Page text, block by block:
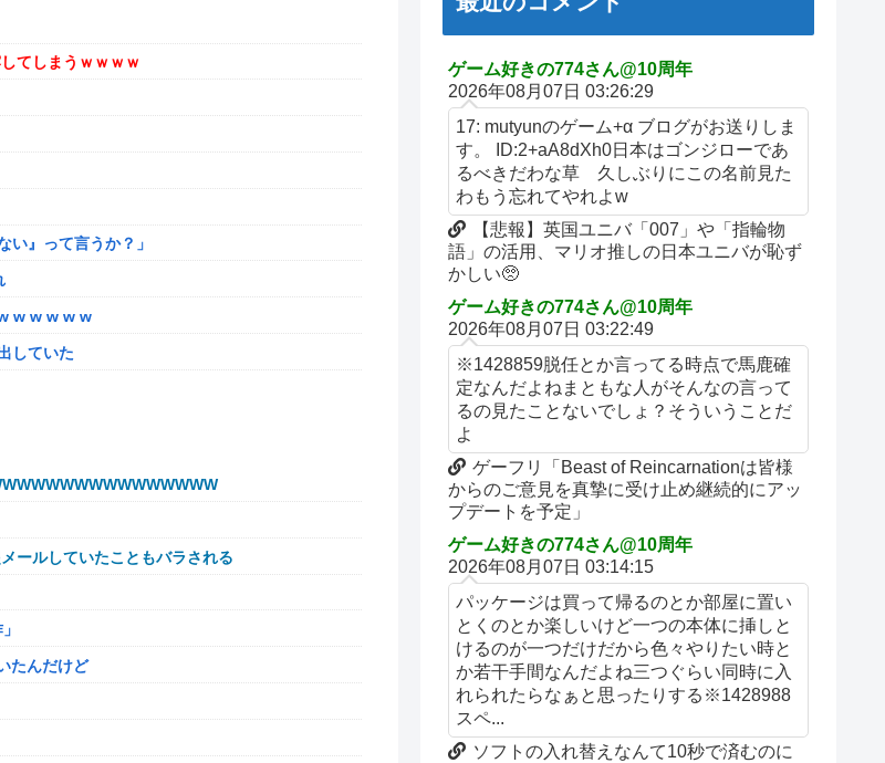
てしまうｗｗｗｗ
い』って言うか？」
w w w w w
していた
たんだけど
で2人も無駄死ににwwww
ールしていたこともバラされる
たんだけど
ゲーム好きの774さん@10周年
2026年08月07日 03:26:29
17: mutyunのゲーム+α ブログがお送りしま
す。 ID:2+aA8dXh0日本はゴンジローであ
るべきだわな草 久しぶりにこの名前見た
わもう忘れてやれよw
【悲報】英国ユニバ「007」や「指輪物
語」の活用、マリオ推しの日本ユニバが恥ず
かしい🥺
ゲーム好きの774さん@10周年
2026年08月07日 03:22:49
※1428859脱任とか言ってる時点で馬鹿確
定なんだよねまともな人がそんなの言って
るの見たことないでしょ？そういうことだ
よ
ゲーフリ「Beast of Reincarnationは皆様
からのご意見を真摯に受け止め継続的にアッ
プデートを予定」
ゲーム好きの774さん@10周年
2026年08月07日 03:14:15
パッケージは買って帰るのとか部屋に置い
とくのとか楽しいけど一つの本体に挿しと
けるのが一つだけだから色々やりたい時と
か若干手間なんだよね三つぐらい同時に入
れられたらなぁと思ったりする※1428988
スペ...
ソフトの入れ替えなんて10秒で済むのに